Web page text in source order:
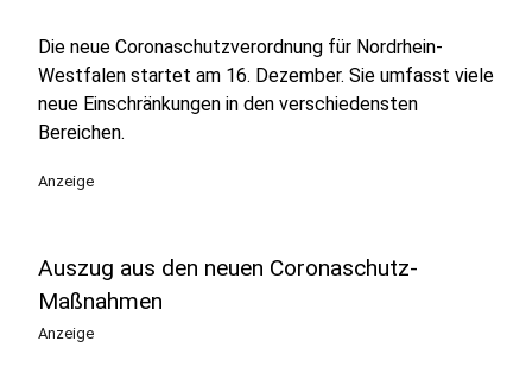
Die neue Coronaschutzverordnung für Nordrhein-
Westfalen startet am 16. Dezember. Sie umfasst viele
neue Einschränkungen in den verschiedensten
Bereichen.
Anzeige
Auszug aus den neuen Coronaschutz-
Maßnahmen
Anzeige